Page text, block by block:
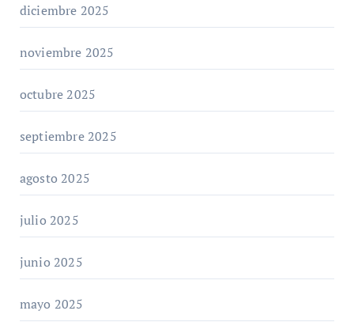
diciembre 2025
noviembre 2025
octubre 2025
septiembre 2025
agosto 2025
julio 2025
junio 2025
mayo 2025